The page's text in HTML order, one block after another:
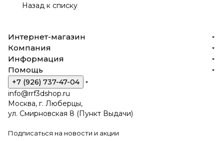
Назад к списку
Интернет-магазин
Компания
Информация
Помощь
+7 (926) 737-47-04
info@rrf3dshop.ru
Москва, г. Люберцы,
ул. Смирновская 8 (Пункт Выдачи)
Подписаться на новости и акции